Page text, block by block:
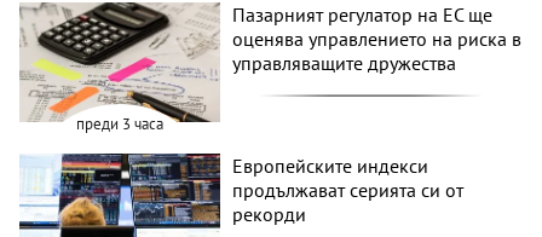
преди 3 часа
Пазарният регулатор на ЕС ще
оценява управлението на риска в
управляващите дружества
Европейските индекси
продължават серията си от
рекорди